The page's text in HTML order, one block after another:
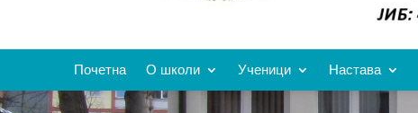
Почетна О школи Ученици Настава